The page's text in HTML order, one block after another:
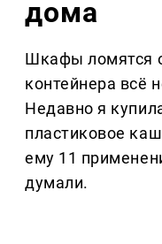
дома
Шкафы ломятся
контейнера всё
Недавно я
пластиковое
ему 11
думали.